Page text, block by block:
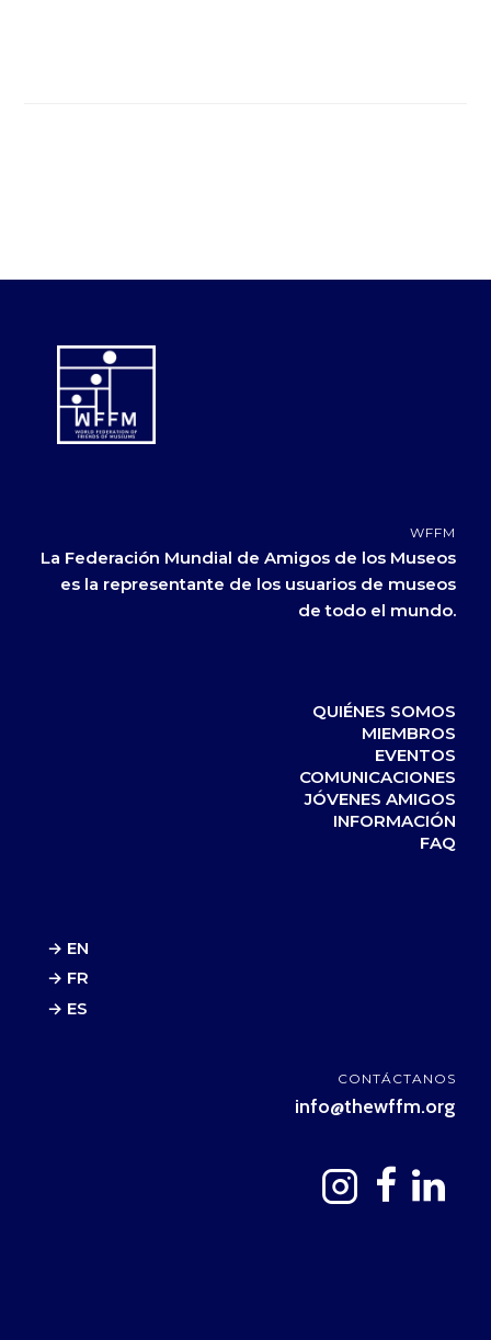
WFFM
La Federación Mundial de Amigos de los Museos
es la representante de los usuarios de museos
de todo el mundo.
QUIÉNES SOMOS
MIEMBROS
EVENTOS
COMUNICACIONES
JÓVENES AMIGOS
INFORMACIÓN
FAQ
→ EN
→ FR
→ ES
CONTÁCTANOS
info@thewffm.org